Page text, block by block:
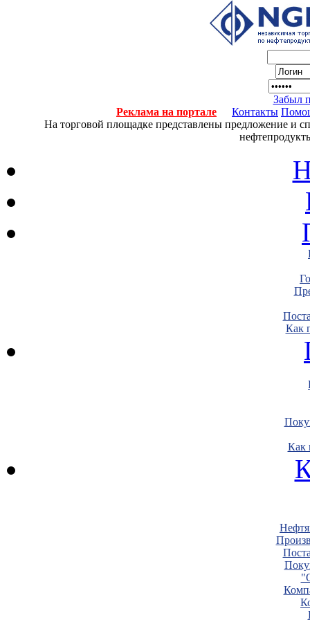
Забыл
Реклама на портале
Контакты
На торговой площадке представлены предложение и
Как
Как